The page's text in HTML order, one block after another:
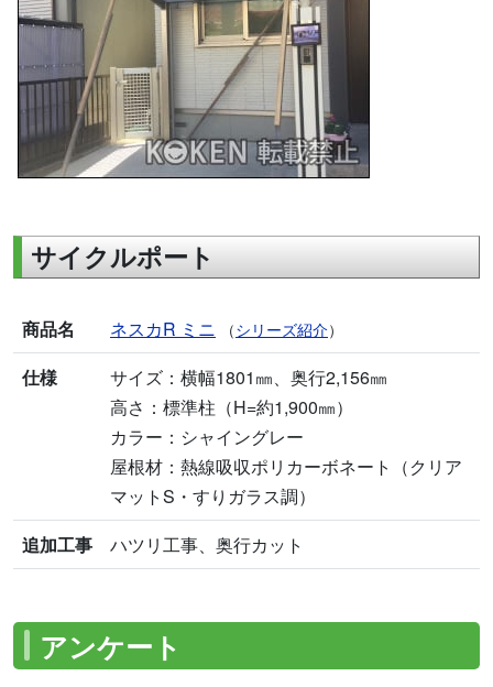
サイクルポート
商品名 ネスカR ミニ （シリーズ紹介）
仕様
サイズ：横幅1801㎜、奥行2,156㎜
高さ：標準柱（H=約1,900㎜）
カラー：シャイングレー
屋根材：熱線吸収ポリカーボネート（クリア
マットS・すりガラス調）
追加工事
ハツリ工事、奥行カット
アンケート